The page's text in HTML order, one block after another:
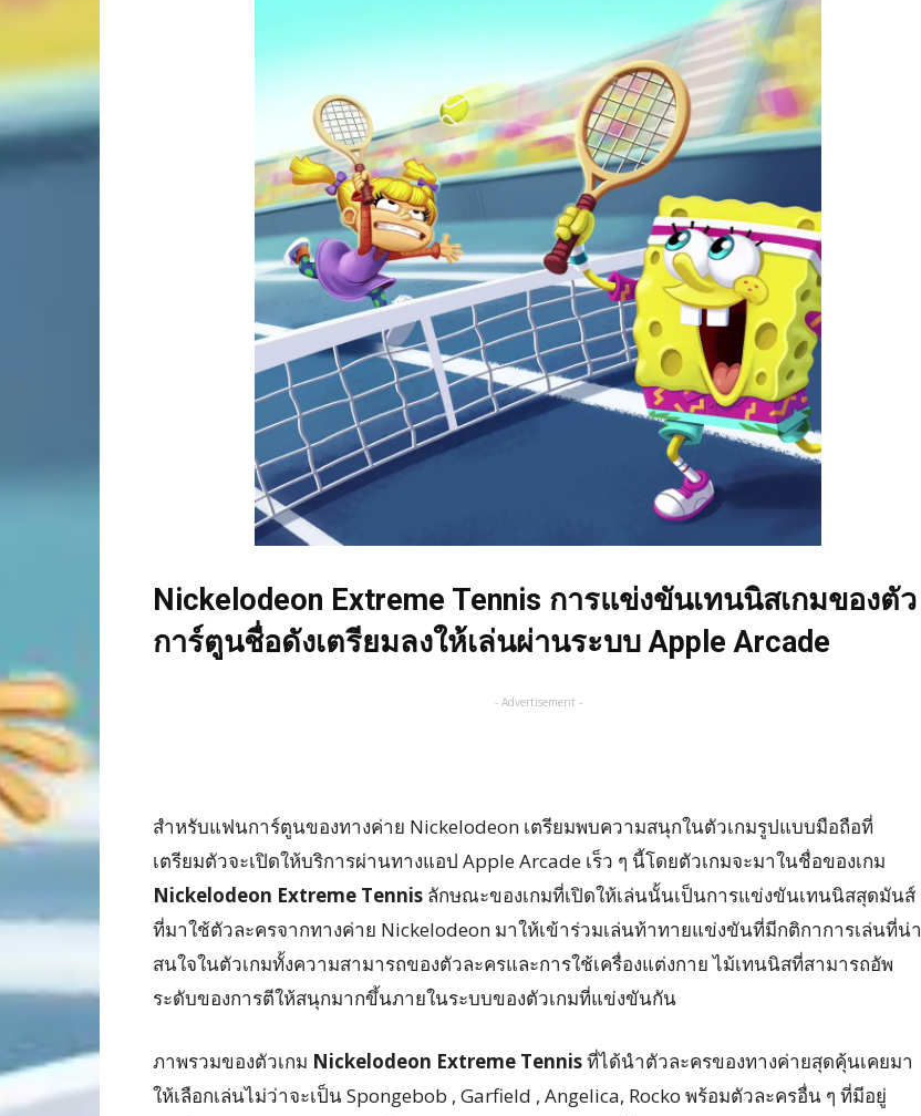
Nickelodeon Extreme Tennis การแข่งขันเทนนิสเกมของตัว
การ์ตูนชื่อดังเตรียมลงให้เล่นผ่านระบบ Apple Arcade
- Advertisement -
สำหรับแฟนการ์ตูนของทางค่าย Nickelodeon เตรียมพบความสนุกในตัวเกมรูปแบบมือถือที่
เตรียมตัวจะเปิดให้บริการผ่านทางแอป Apple Arcade เร็ว ๆ นี้โดยตัวเกมจะมาในชื่อของเกม
Nickelodeon Extreme Tennis ลักษณะของเกมที่เปิดให้เล่นนั้นเป็นการแข่งขันเทนนิสสุดมันส์
ที่มาใช้ตัวละครจากทางค่าย Nickelodeon มาให้เข้าร่วมเล่นท้าทายแข่งขันที่มีกติกาการเล่นที่น่า
สนใจในตัวเกมทั้งความสามารถของตัวละครและการใช้เครื่องแต่งกาย ไม้เทนนิสที่สามารถอัพ
ระดับของการตีให้สนุกมากขึ้นภายในระบบของตัวเกมที่แข่งขันกัน
ภาพรวมของตัวเกม Nickelodeon Extreme Tennisที่ได้นำตัวละครของทางค่ายสุดคุ้นเคยมา
ให้เลือกเล่นไม่ว่าจะเป็น Spongebob , Garfield , Angelica, Rocko พร้อมตัวละครอื่น ๆ ที่มีอยู่